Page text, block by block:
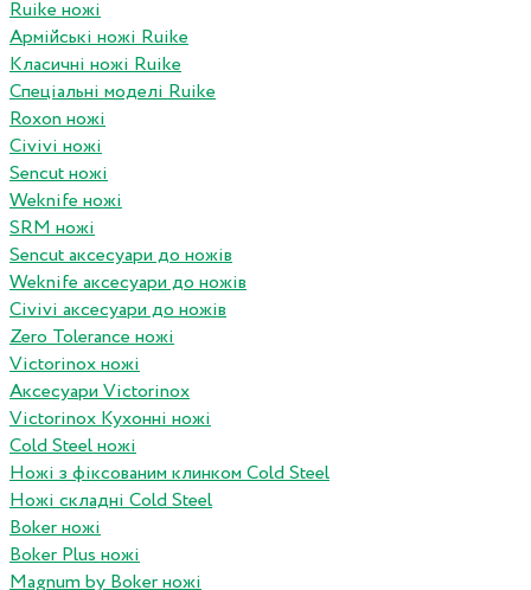
Ruike ножі
Армійські ножі Ruike
Класичні ножі Ruike
Спеціальні моделі Ruike
Roxon ножi
Civivi ножі
Sencut ножі
Weknife ножі
SRM ножі
Sencut аксесуари до ножів
Weknife аксесуари до ножів
Civivi аксесуари до ножів
Zero Tolerance ножі
Victorinox ножі
Аксесуари Victorinox
Victorinox Кухонні ножі
Cold Steel ножі
Ножі з фіксованим клинком Cold Steel
Ножі складні Cold Steel
Boker ножі
Boker Plus ножі
Magnum by Boker ножі